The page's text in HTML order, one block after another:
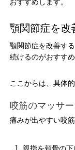
おすすめします。
顎関節症を
顎関節症を改善す
続けるのがおすすめ
ここからは、具体
咬筋のマッサ
痛みが出やすい咬